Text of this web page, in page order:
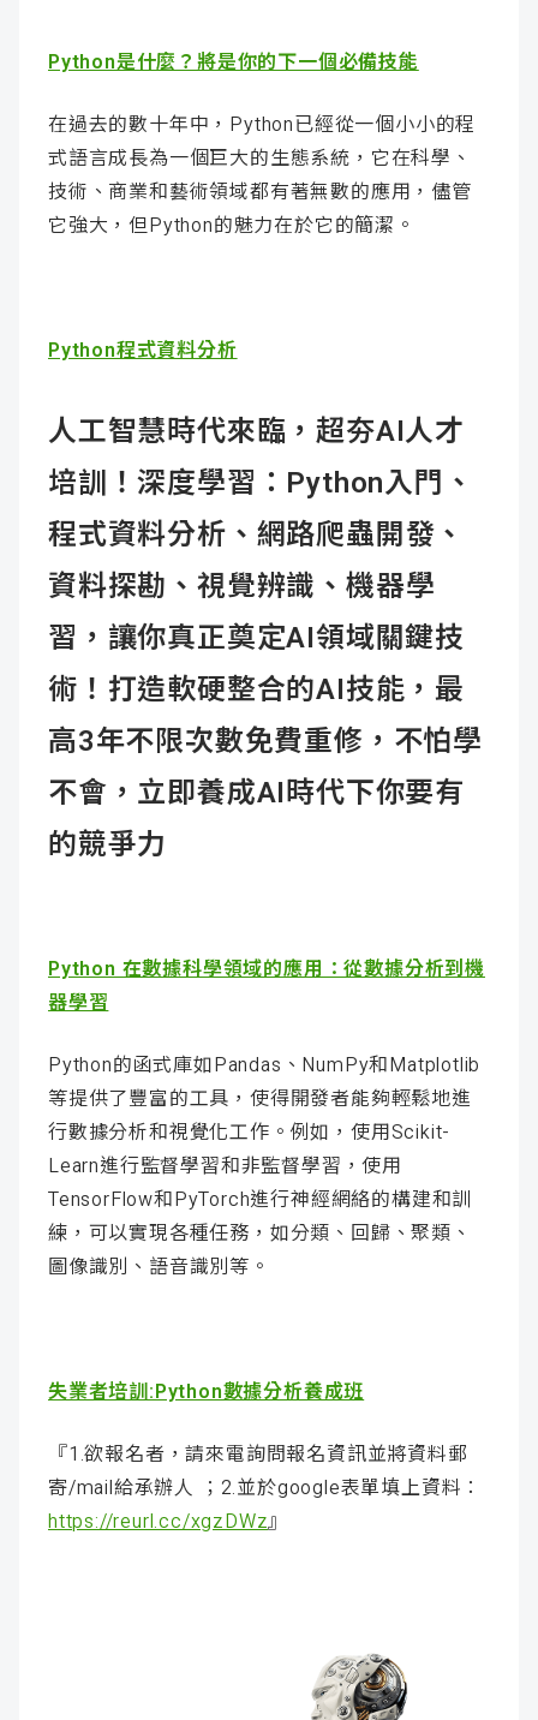
Python是什麼？將是你的下一個必備技能
在過去的數十年中，Python已經從一個小小的程
式語言成長為一個巨大的生態系統，它在科學、
技術、商業和藝術領域都有著無數的應用，儘管
它強大，但Python的魅力在於它的簡潔。
Python程式資料分析
人工智慧時代來臨，超夯AI人才
培訓！深度學習：Python入門、
程式資料分析、網路爬蟲開發、
資料探勘、視覺辨識、機器學
習，讓你真正奠定AI領域關鍵技
術！打造軟硬整合的AI技能，最
高3年不限次數免費重修，不怕學
不會，立即養成AI時代下你要有
的競爭力
Python 在數據科學領域的應用：從數據分析到機
器學習
Python的函式庫如Pandas、NumPy和Matplotlib
等提供了豐富的工具，使得開發者能夠輕鬆地進
行數據分析和視覺化工作。例如，使用Scikit-
Learn進行監督學習和非監督學習，使用
TensorFlow和PyTorch進行神經網絡的構建和訓
練，可以實現各種任務，如分類、回歸、聚類、
圖像識別、語音識別等。
失業者培訓:Python數據分析養成班
『1.欲報名者，請來電詢問報名資訊並將資料郵
寄/mail給承辦人 ；2.並於google表單填上資料：
https://reurl.cc/xgzDWz』